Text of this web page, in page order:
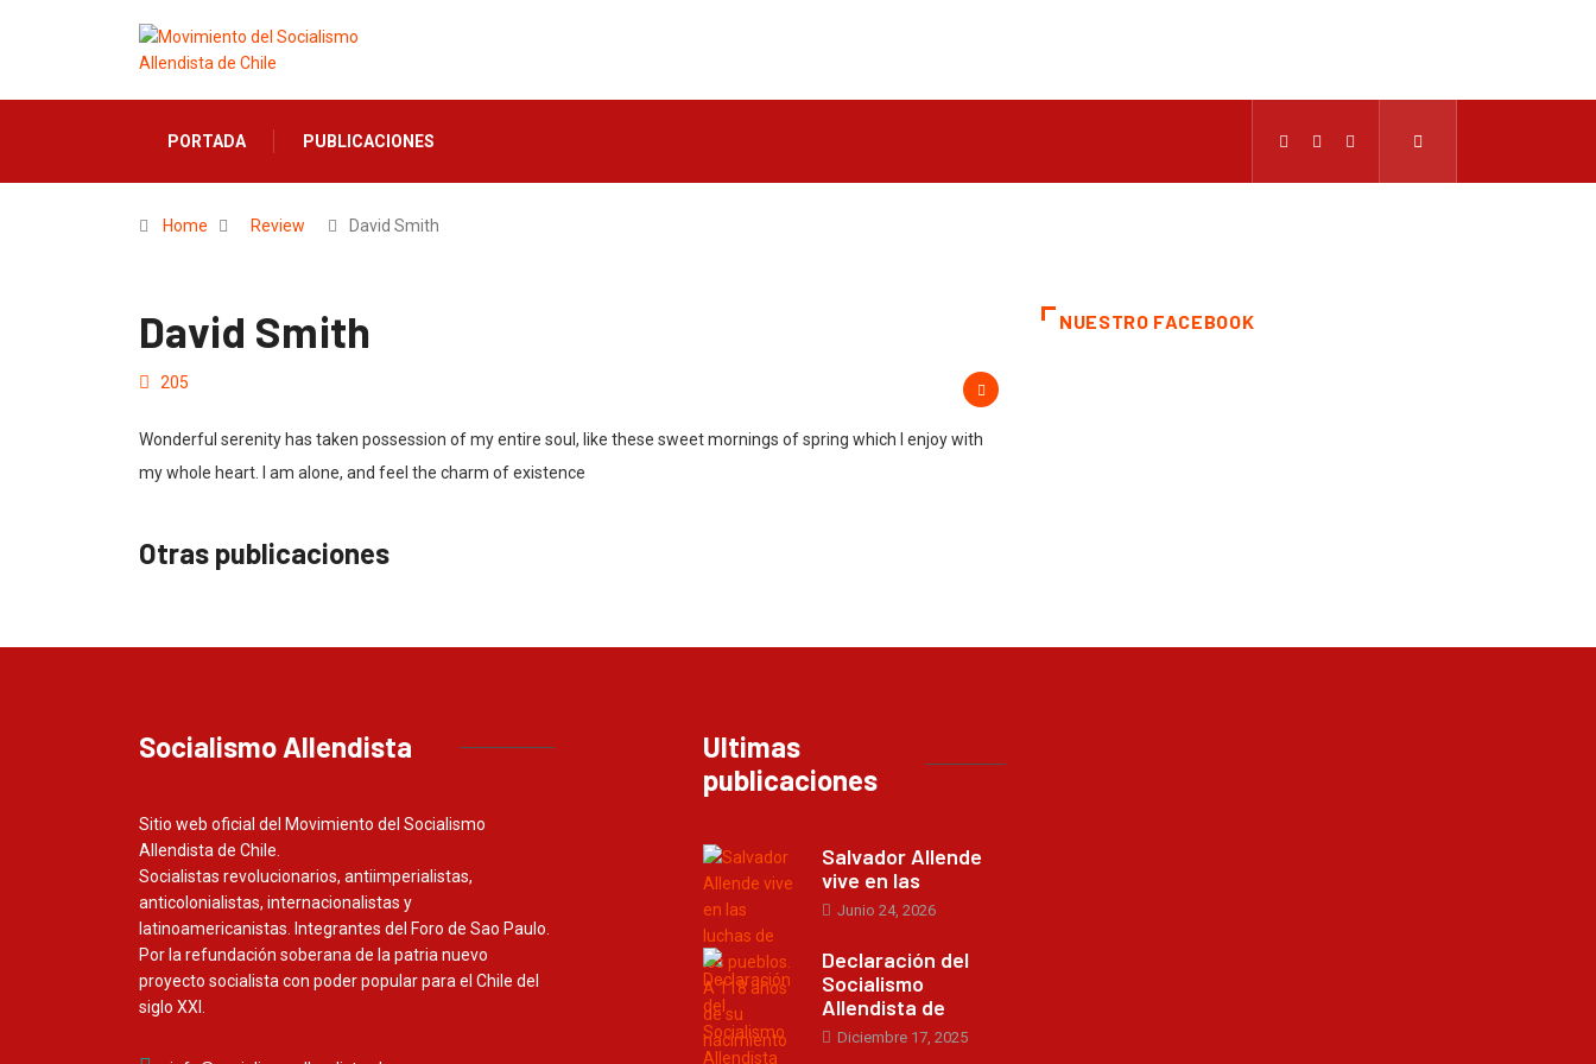
PORTADA PUBLICACIONES
Home Review David Smith
David Smith
205
Wonderful serenity has taken possession of my entire soul, like these sweet mornings of spring which I enjoy with
my whole heart. I am alone, and feel the charm of existence
Otras publicaciones
NUESTRO FACEBOOK
Socialismo Allendista
Sitio web oficial del Movimiento del Socialismo
Allendista de Chile.
Socialistas revolucionarios, antiimperialistas,
anticolonialistas, internacionalistas y
latinoamericanistas. Integrantes del Foro de Sao Paulo.
Por la refundación soberana de la patria nuevo
proyecto socialista con poder popular para el Chile del
siglo XXI.
Ultimas
publicaciones
Salvador Allende
vive en las
Junio 24, 2026
Declaración del
Socialismo
Allendista de
Diciembre 17, 2025